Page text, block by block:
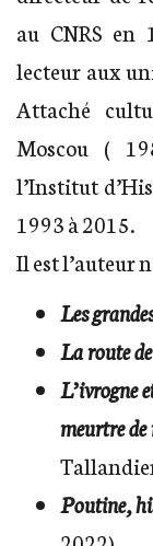
au CNRS en
lecteur aux
Attaché
Moscou (
l’Institut
1993 à 2015.
Il est l’auteur
Les
La route
L’ivrogne
meurtre
Poutine,